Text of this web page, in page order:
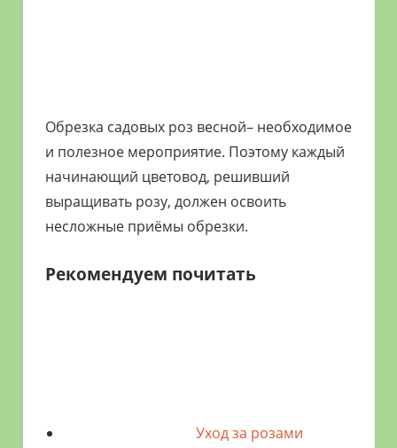
Обрезка садовых роз весной– необходимое
и полезное мероприятие. Поэтому каждый
начинающий цветовод, решивший
выращивать розу, должен освоить
несложные приёмы обрезки.
Рекомендуем почитать
Уход за розами